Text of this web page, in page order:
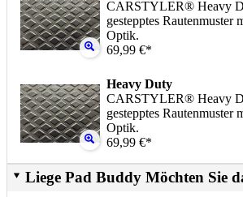
CARSTYLER® Heavy
gestepptes Rautenmuster
Optik.
69,99 €*
Heavy Duty
CARSTYLER® Heavy
gestepptes Rautenmuster
Optik.
69,99 €*
Liege Pad Buddy Möchten Sie